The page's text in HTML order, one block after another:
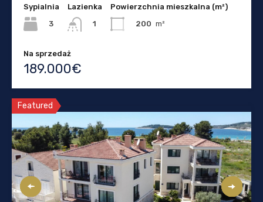
Sypialnia
3
Lazienka
1
Powierzchnia mieszkalna (m²)
200 m²
Na sprzedaż
189.000€
Featured